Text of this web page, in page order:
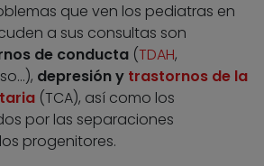
que ven los pediatras en
a sus consultas son
de conducta (TDAH,
depresión y trastornos de la
(TCA), así como los
por las separaciones
progenitores.